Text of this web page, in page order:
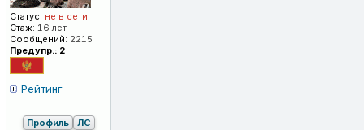
Статус: не в сети
Стаж: 16 лет
Сообщений: 2215
Предупр.: 2
Рейтинг
Профиль ЛС